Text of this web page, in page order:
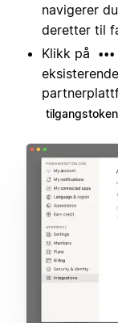
navigerer
deretter til
Klikk på
•••